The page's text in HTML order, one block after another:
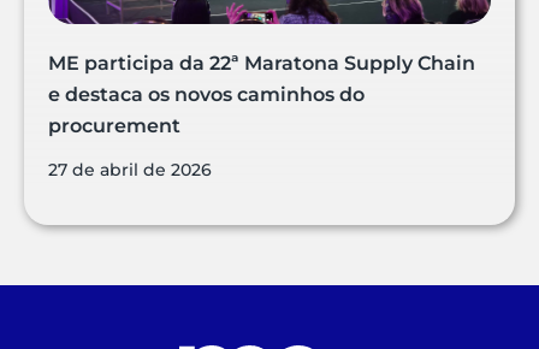
ME participa da 22ª Maratona Supply Chain
e destaca os novos caminhos do
procurement
27 de abril de 2026